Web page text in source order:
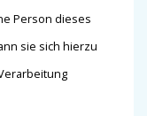
Person dieses
sie sich hierzu